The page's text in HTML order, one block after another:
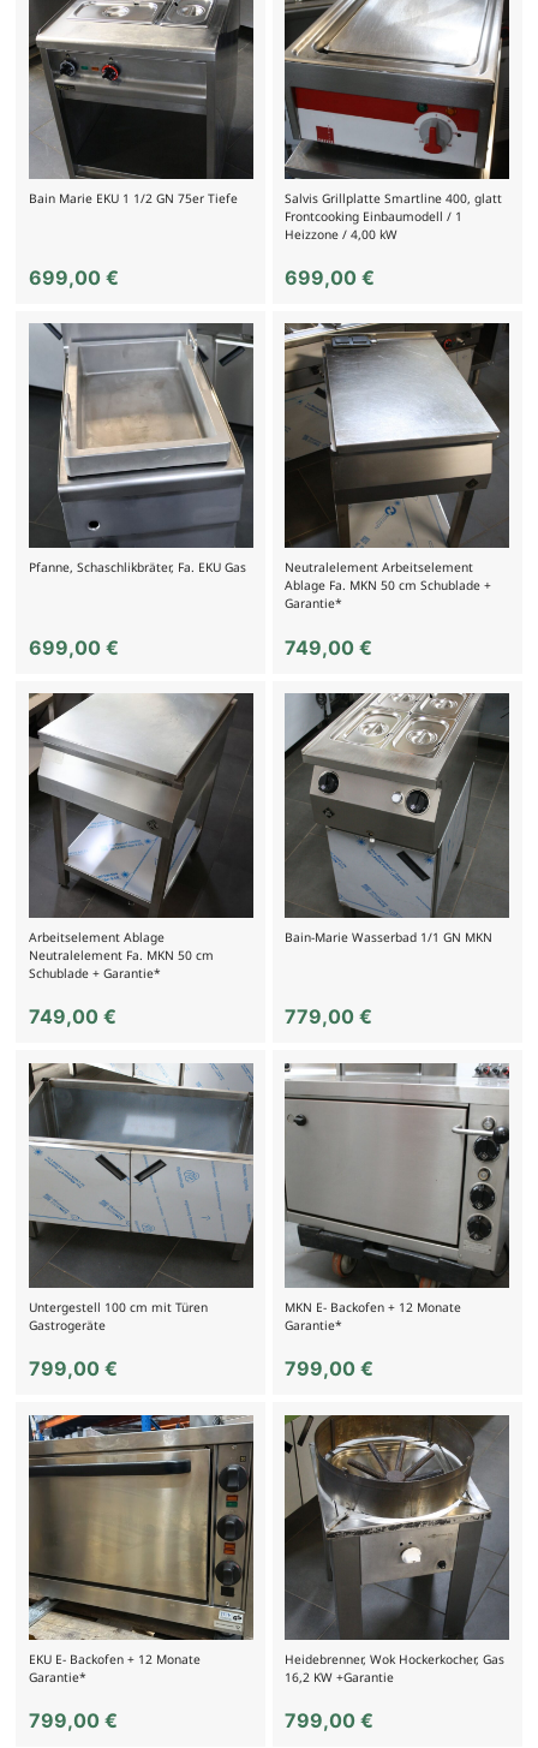
Bain Marie EKU 1 1/2 GN 75er Tiefe
699,00 €
Salvis Grillplatte Smartline 400, glatt
Frontcooking Einbaumodell / 1
Heizzone / 4,00 kW
699,00€
Pfanne, Schaschlikbräter, Fa. EKU Gas
699,00 €
Neutralelement Arbeitselement
Ablage Fa. MKN 50 cm Schublade +
Garantie*
749,00€
Arbeitselement Ablage
Neutralelement Fa. MKN 50 cm
Schublade + Garantie*
749,00 €
Bain-Marie Wasserbad 1/1 GN MKN
779,00€
Untergestell 100 cm mit Türen
Gastrogeräte
799,00 €
MKN E- Backofen + 12 Monate
Garantie*
799,00€
EKU E- Backofen + 12 Monate
Garantie*
799,00 €
Heidebrenner, Wok Hockerkocher, Gas
16,2 KW +Garantie
799,00€